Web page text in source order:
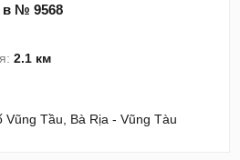
в № 9568
2.1 км
Vũng Tầu, Bà Rịa - Vũng Tàu